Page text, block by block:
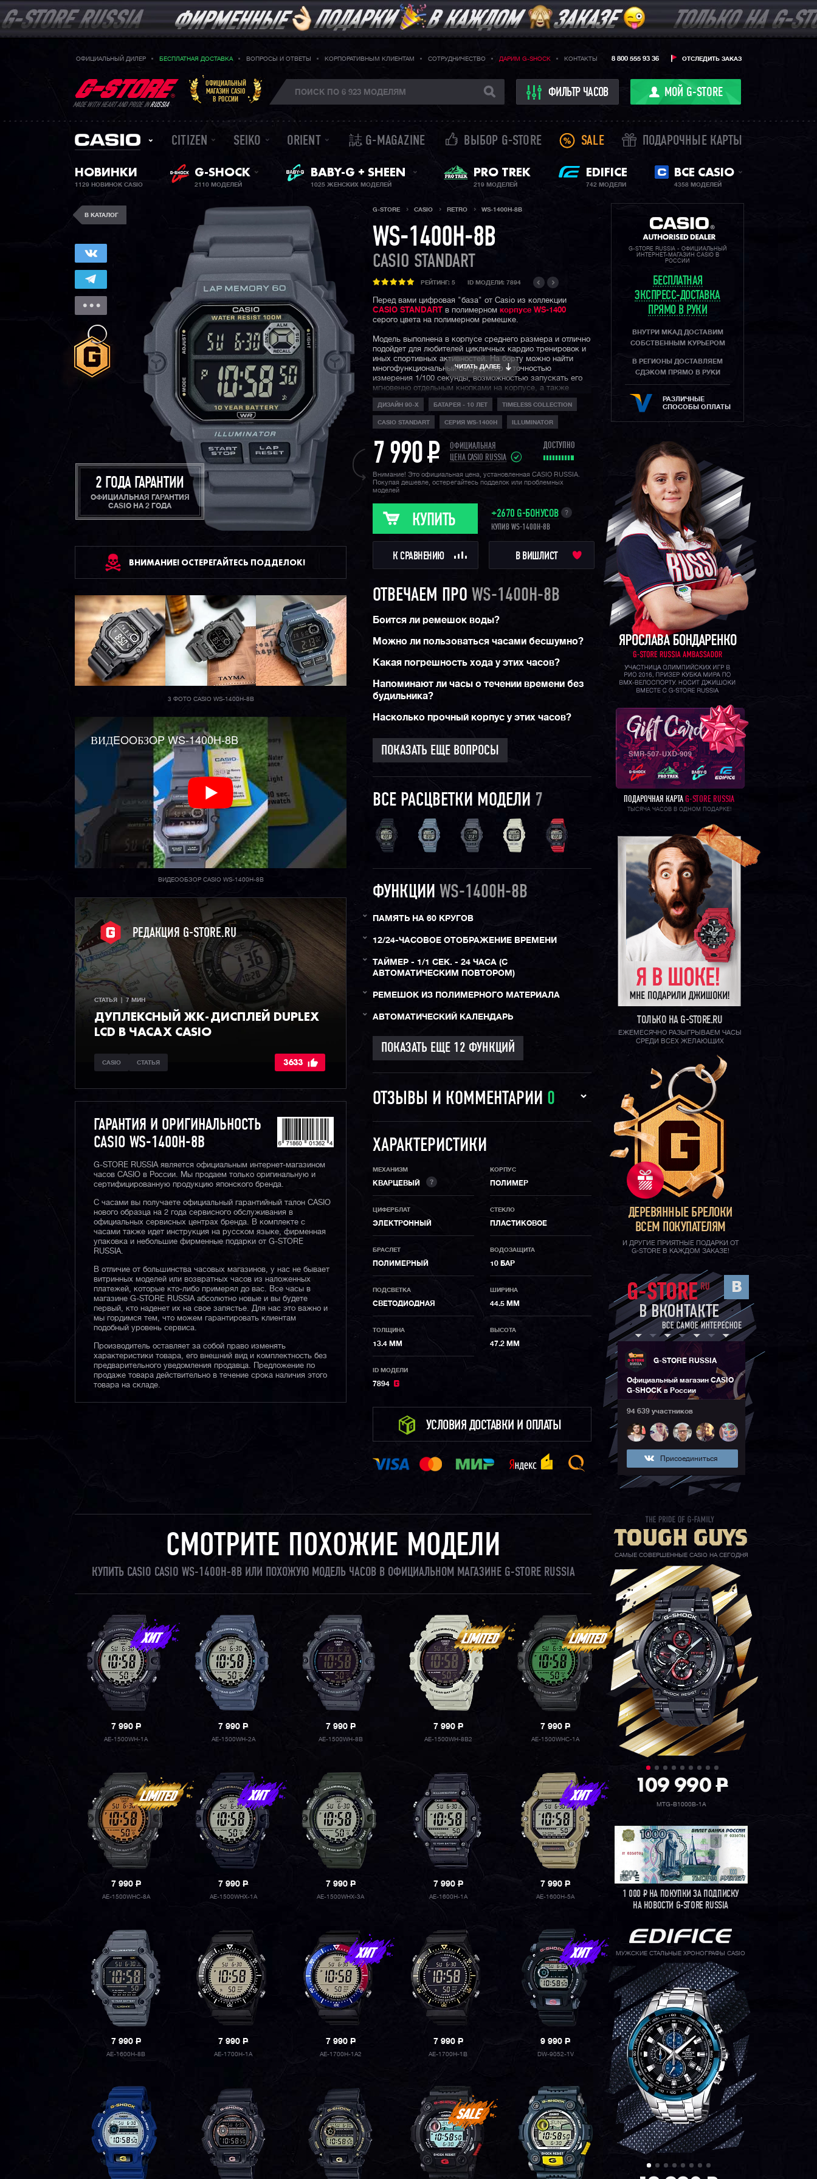
ОФИЦИАЛЬНЫЙ ДИЛЕР БЕСПЛАТНАЯ ДОСТАВКА ВОПРОСЫ И ОТВЕТЫ КОРПОРАТИВНЫМ КЛИЕНТАМ СОТРУДНИЧЕСТВО ДАРИМ G-SHOCK КОНТАКТЫ ОТСЛЕДИТЬ ЗАКАЗ
8 800 555 93 36
MADE WITH HEART AND PRIDE INRUSSIA
ОФИЦИАЛЬНЫЙ
МАГАЗИН CASIO
В РОССИИ
ФИЛЬТР ЧАСОВ МОЙ G-STORE
CITIZEN SEIKO ORIENT 誌 G-MAGAZINE ВЫБОР G-STORE SALE ПОДАРОЧНЫЕ КАРТЫ
НОВИНКИ
1129 НОВИНОК CASIO
G-SHOCK
2110 МОДЕЛЕЙ
ЖЕНСКИЕ ЧАСЫ
BABY-G + SHEEN
1025 ЖЕНСКИХ МОДЕЛЕЙ
PRO TREK
219 МОДЕЛЕЙ
EDIFICE
742 МОДЕЛИ
ВСЕ CASIO
4358 МОДЕЛЕЙ
В КАТАЛОГ
2 ГОДА ГАРАНТИИ
ОФИЦИАЛЬНАЯ ГАРАНТИЯ
CASIO НА 2 ГОДА
ВНИМАНИЕ! ОСТЕРЕГАЙТЕСЬ ПОДДЕЛОК!
3 ФОТО CASIO WS-1400H-8B
ВИДEOOБЗOP WS-1400H-8B
ВИДЕООБЗОР CASIO WS-1400H-8B
РЕДАКЦИЯ G-STORE.RU
СТАТЬЯ  |  7 МИН
ДУПЛЕКСНЫЙ ЖК-ДИСПЛЕЙ DUPLEX
LCD В ЧАСАХ CASIO
CASIO СТАТЬЯ 3633
ГАРАНТИЯ И ОРИГИНАЛЬНОСТЬ
CASIO WS-1400H-8B
G-STORE RUSSIA является официальным интернет-магазином
часов CASIO в России. Мы продаем только оригинальную и
сертифицированную продукцию японского бренда.
С часами вы получаете официальный гарантийный талон CASIO
нового образца на 2 года сервисного обслуживания в
официальных сервисных центрах бренда. В комплекте с
часами также идет инструкция на русском языке, фирменная
упаковка и небольшие фирменные подарки от G-STORE
RUSSIA.
В отличие от большинства часовых магазинов, у нас не бывает
витринных моделей или возвратных часов из наложенных
платежей, которые кто-либо примерял до вас. Все часы в
магазине G-STORE RUSSIA абсолютно новые и вы будете
первый, кто наденет их на свое запястье. Для нас это важно и
мы гордимся тем, что можем гарантировать клиентам
подобный уровень сервиса.
Производитель оставляет за собой право изменять
характеристики товара, его внешний вид и комплектность без
предварительного уведомления продавца. Предложение по
продаже товара действительно в течение срока наличия этого
товара на складе.
G-STORE CASIO RETRO WS-1400H-8B
WS-1400H-8B
CASIO STANDART
РЕЙТИНГ: 5 ID МОДЕЛИ: 7894
Перед вами цифровая "база" от Casio из коллекции
CASIO STANDART в полимерном корпусе WS-1400
серого цвета на полимерном ремешке.
Модель выполнена в корпусе среднего размера и отлично
подойдет для любителей цикличных кардио тренировок и
иных спортивных активностей. На борту можно найти
многофункциональный секундомер с точностью
измерения 1/100 секунды, возможностью запускать его
мгновенно отдельным кнопками на корпусе, а также
памятью на 60 кругов. Также отметим наличие таймера,
будильников и ежечасного сигнала.
Модель не обладает специальной ударопрочной
как старшие собратья изколлекции G-Shock, однако
точно станет отличным выбором и надежным партнером
Напомним, что серияCasio Standart — это младшая
линейка часов CASIO с простой конструкцией и базовым
функционалом. Это надежные модели, которые не
обладают ударопрочностью и водозащитой в 200 метров,
однако идеально подходят в качестве аксессуара на
каждый день в условиях городской и загородной жизни.
ЧИТАТЬ ДАЛЕЕ
ДИЗАЙН 90-Х БАТАРЕЯ - 10 ЛЕТ TIMELESS COLLECTION
CASIO STANDART СЕРИЯ WS-1400H ILLUMINATOR
7 990P
ОФИЦИАЛЬНАЯ
ЦЕНА CASIO RUSSIA
ДОСТУПНО
Внимание! Это официальная цена, установленная CASIO RUSSIA.
Покупая дешевле, остерегайтесь подделок или проблемных
моделей
КУПИТЬ +2670 G-БОНУСОВ
КУПИВ WS-1400H-8B
?
К СРАВНЕНИЮ В ВИШЛИСТ
ОТВЕЧАЕМ ПРО WS-1400H-8B
Боится ли ремешок воды?
Можно ли пользоваться часами бесшумно?
Какая погрешность хода у этих часов?
Напоминают ли часы о течении времени без
будильника?
Насколько прочный корпус у этих часов?
ПОКАЗАТЬ ЕЩЕ ВОПРОСЫ
ВСЕ РАСЦВЕТКИ МОДЕЛИ 7
ФУНКЦИИ WS-1400H-8B
ПАМЯТЬ НА 60 КРУГОВ
12/24-ЧАСОВОЕ ОТОБРАЖЕНИЕ ВРЕМЕНИ
ТАЙМЕР - 1/1 СЕК. - 24 ЧАСА (С
АВТОМАТИЧЕСКИМ ПОВТОРОМ)
РЕМЕШОК ИЗ ПОЛИМЕРНОГО МАТЕРИАЛА
АВТОМАТИЧЕСКИЙ КАЛЕНДАРЬ
ОТЗЫВЫ И КОММЕНТАРИИ 0
ХАРАКТЕРИСТИКИ
МЕХАНИЗМ
КВАРЦЕВЫЙ ?
КОРПУС
ПОЛИМЕР
ЦИФЕРБЛАТ
ЭЛЕКТРОННЫЙ
СТЕКЛО
ПЛАСТИКОВОЕ
БРАСЛЕТ
ПОЛИМЕРНЫЙ
ВОДОЗАЩИТА
10 БАР
ПОДСВЕТКА
СВЕТОДИОДНАЯ
ШИРИНА
44.5 ММ
ТОЛЩИНА
13.4 ММ
ВЫСОТА
47.2 ММ
ID МОДЕЛИ
7894
УСЛОВИЯ ДОСТАВКИ И ОПЛАТЫ
СМОТРИТЕ ПОХОЖИЕ МОДЕЛИ
КУПИТЬ CASIO CASIO WS-1400H-8B ИЛИ ПОХОЖУЮ МОДЕЛЬ ЧАСОВ В ОФИЦИАЛЬНОМ МАГАЗИНЕ G-STORE RUSSIA
7 990P
AE-1500WH-1A
7 990P
AE-1500WH-2A
7 990 P
AE-1500WH-8B
7 990P
AE-1500WH-8B2
7 990P
AE-1500WHC-1A
7 990P
AE-1500WHC-8A
7 990P
AE-1500WHX-1A
7 990 P
AE-1500WHX-3A
7 990P
AE-1600H-1A
7 990P
AE-1600H-5A
7 990P
AE-1600H-8B
7 990P
AE-1700H-1A
7 990 P
AE-1700H-1A2
7 990P
AE-1700H-1B
9 990P
DW-9052-1V
G-STORE RUSSIA - ОФИЦИАЛЬНЫЙ
ИНТЕРНЕТ-МАГАЗИН CASIO В
РОССИИ
БЕСПЛАТНАЯ
ЭКСПРЕСС-ДОСТАВКА
ПРЯМО В РУКИ
ВНУТРИ МКАД ДОСТАВИМ
СОБСТВЕННЫМ КУРЬЕРОМ
В РЕГИОНЫ ДОСТАВЛЯЕМ
СДЭКОМ ПРЯМО В РУКИ
РАЗЛИЧНЫЕ
СПОСОБЫ ОПЛАТЫ
ПОДАРОЧНАЯ КАРТА G-STORE RUSSIA
ТЫСЯЧА ЧАСОВ В ОДНОМ ПОДАРКЕ!
ТОЛЬКО НА G-STORE.RU
ЕЖЕМЕСЯЧНО РАЗЫГРЫВАЕМ ЧАСЫ
СРЕДИ ВСЕХ ЖЕЛАЮЩИХ
ДЕРЕВЯННЫЕ БРЕЛОКИ
ВСЕМ ПОКУПАТЕЛЯМ
И ДРУГИЕ ПРИЯТНЫЕ ПОДАРКИ ОТ
G-STORE В КАЖДОМ ЗАКАЗЕ!
G-STORE RUSSIA
Официальный магазин CASIO
G-SHOCK в России
94 639 участников
Присоединиться
САМЫЕ СОВЕРШЕННЫЕ CASIO НА СЕГОДНЯ
109 990P
MTG-B1000B-1A
1 000РНА ПОКУПКИ ЗА ПОДПИСКУ
НА НОВОСТИ G-STORE RUSSIA
МУЖСКИЕ СТАЛЬНЫЕ ХРОНОГРАФЫ CASIO